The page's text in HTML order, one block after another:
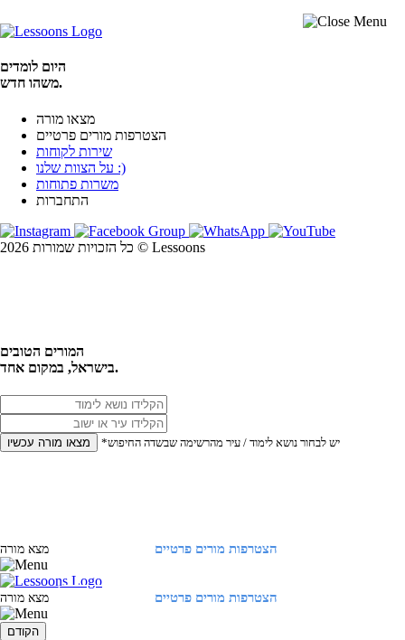
היום לומדים
משהו חדש.
מצאו מורה
הצטרפות מורים פרטיים
שירות לקוחות
על הצוות שלנו :)
משרות פתוחות
התחברות
כל הזכויות שמורות 2026 © Lessoons
המורים הטובים
בישראל, במקום אחד.
מצאו מורה עכשיו *יש לבחור נושא לימוד / עיר מהרשימה שבשדה החיפוש
הצטרפות מורים פרטיים מצא מורה
הצטרפות מורים פרטיים מצא מורה
הקודם